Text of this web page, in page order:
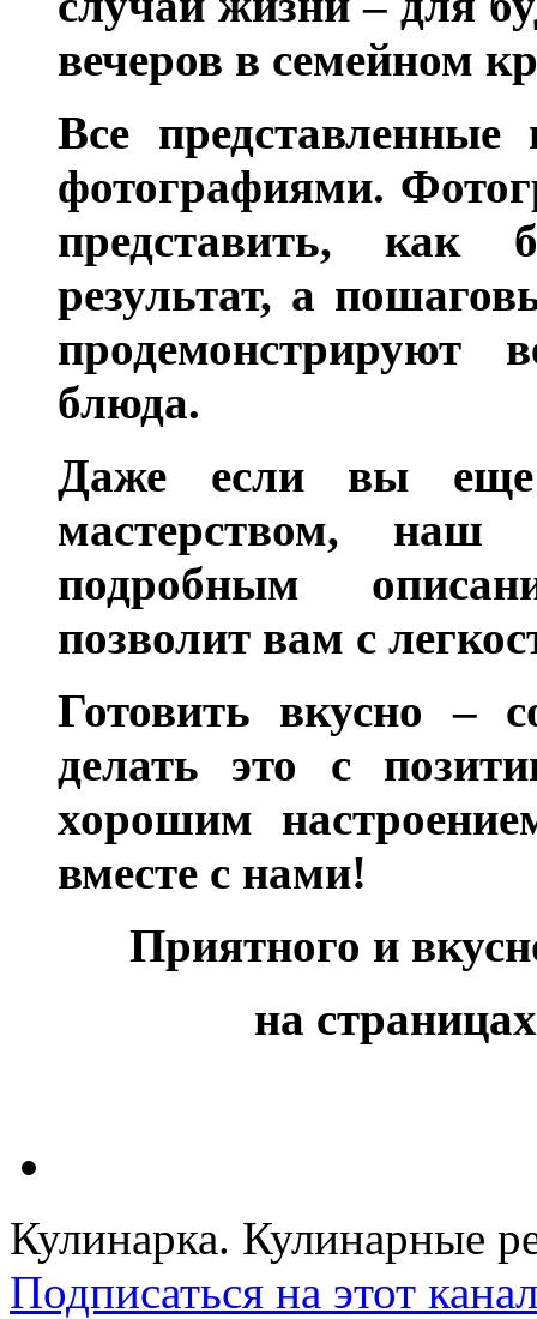
вечеров в семейном
Все
фотографиями.
представить, как
результат, а
продемонстрируют
блюда.
Даже если вы еще
мастерством,
подробным
позволит вам с
Готовить вкусно –
делать это с
хорошим
вместе с нами!
Приятного и
на
Кулинарка. Кулинарные
Подписаться на этот